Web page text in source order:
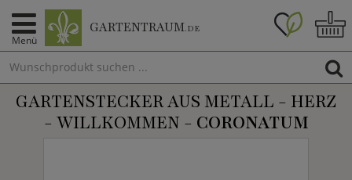
Menü
GARTENTRAUM.DE
GARTENSTECKER AUS METALL - HERZ
- WILLKOMMEN - CORONATUM